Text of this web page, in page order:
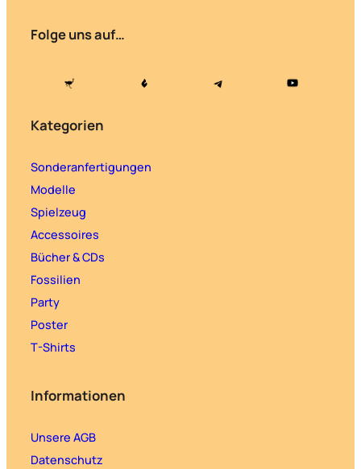
Folge uns auf…
Kategorien
Sonderanfertigungen
Modelle
Spielzeug
Accessoires
Bücher & CDs
Fossilien
Party
Poster
T-Shirts
Informationen
Unsere AGB
Datenschutz